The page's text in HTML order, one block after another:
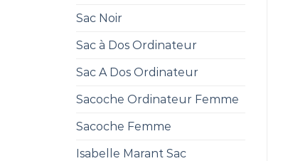
Sac Noir
Sac à Dos Ordinateur
Sac A Dos Ordinateur
Sacoche Ordinateur Femme
Sacoche Femme
Isabelle Marant Sac